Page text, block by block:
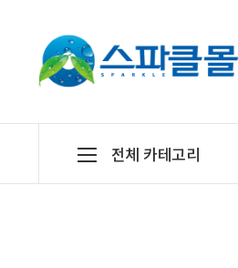
전체 카테고리